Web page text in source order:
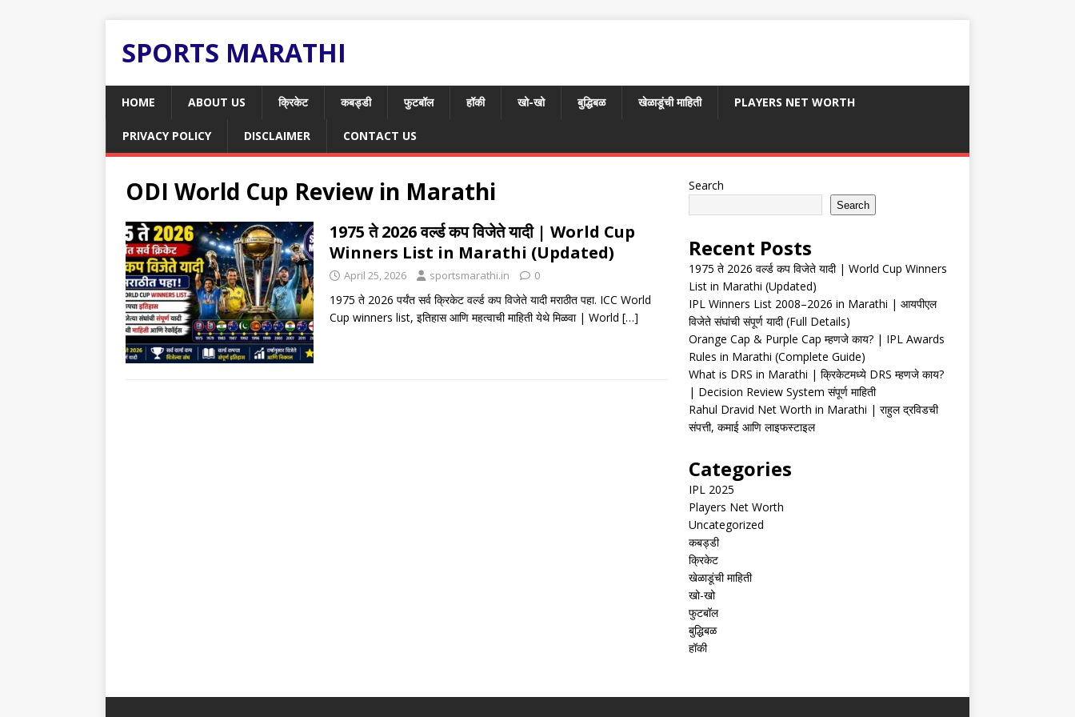
SPORTS MARATHI
HOME ABOUT US क्रिकेट कबड्डी फुटबॉल हॉकी खो-खो बुद्धिबळ खेळाडूंची माहिती PLAYERS NET WORTH
PRIVACY POLICY DISCLAIMER CONTACT US
ODI World Cup Review in Marathi
1975 ते 2026 वर्ल्ड कप विजेते यादी | World Cup
Winners List in Marathi (Updated)
April 25, 2026 sportsmarathi.in 0
1975 ते 2026 पर्यंत सर्व क्रिकेट वर्ल्ड कप विजेते यादी मराठीत पहा. ICC World
Cup winners list, इतिहास आणि महत्वाची माहिती येथे मिळवा | World […]
Search
Search
Recent Posts
1975 ते 2026 वर्ल्ड कप विजेते यादी | World Cup Winners
List in Marathi (Updated)
IPL Winners List 2008–2026 in Marathi | आयपीएल
विजेते संघांची संपूर्ण यादी (Full Details)
Orange Cap & Purple Cap म्हणजे काय? | IPL Awards
Rules in Marathi (Complete Guide)
What is DRS in Marathi | क्रिकेटमध्ये DRS म्हणजे काय?
| Decision Review System संपूर्ण माहिती
Rahul Dravid Net Worth in Marathi | राहुल द्रविडची
संपत्ती, कमाई आणि लाइफस्टाइल
Categories
IPL 2025
Players Net Worth
Uncategorized
कबड्डी
क्रिकेट
खेळाडूंची माहिती
खो-खो
फुटबॉल
बुद्धिबळ
हॉकी